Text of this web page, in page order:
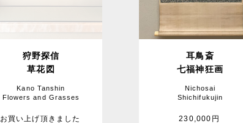
狩野探信
草花図
Kano Tanshin
Flowers and Grasses
お買い上げ頂きました
耳鳥斎
七福神狂画
Nichosai
Shichifukujin
230,000円